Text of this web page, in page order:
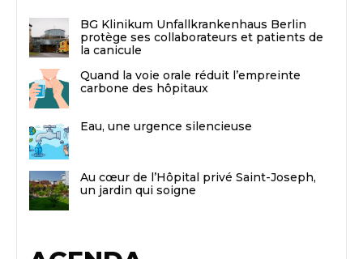
BG Klinikum Unfallkrankenhaus Berlin
protège ses collaborateurs et patients de
la canicule
Quand la voie orale réduit l’empreinte
carbone des hôpitaux
Eau, une urgence silencieuse
Au cœur de l’Hôpital privé Saint-Joseph,
un jardin qui soigne